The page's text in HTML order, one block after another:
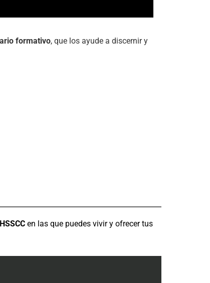
formativo, que los ayude a discernir y
en las que puedes vivir y ofrecer tus